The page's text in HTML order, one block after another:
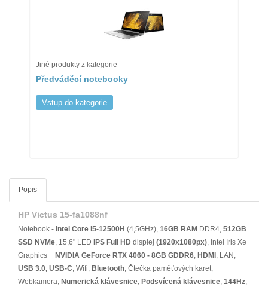
Jiné produkty z kategorie
Předváděcí notebooky
Vstup do kategorie
Popis
HP Victus 15-fa1088nf
Notebook - Intel Core i5-12500H (4,5GHz), 16GB RAM DDR4, 512GB
SSD NVMe, 15,6" LED IPS Full HD displej (1920x1080px), Intel Iris Xe
Graphics + NVIDIA GeForce RTX 4060 - 8GB GDDR6, HDMI , LAN,
USB 3.0, USB-C, Wifi, Bluetooth, Čtečka paměťových karet,
Webkamera, Numerická klávesnice, Podsvícená klávesnice, 144Hz,